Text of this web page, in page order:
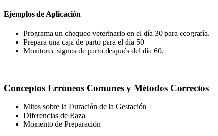
Ejemplos de Aplicación
Programa un chequeo veterinario en el día 30 para ecografía.
Prepara una caja de parto para el día 50.
Monitorea signos de parto después del día 60.
Conceptos Erróneos Comunes y Métodos Correctos
Mitos sobre la Duración de la Gestación
Diferencias de Raza
Momento de Preparación